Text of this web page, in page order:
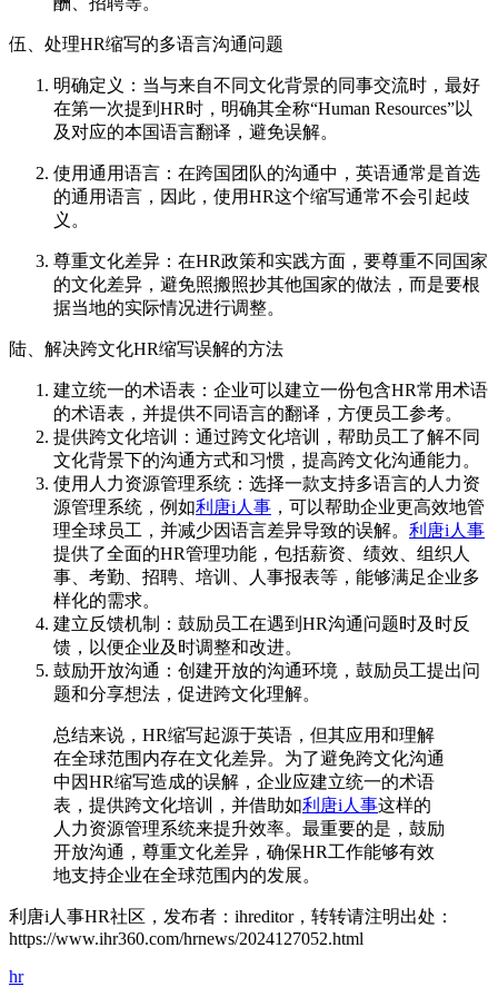
伍、处理HR缩写的多语言沟通问题
明确定义：当与来自不同文化背景的同事交流时，最好
在第一次提到HR时，明确其全称“Human Resources”以
及对应的本国语言翻译，避免误解。
使用通用语言：在跨国团队的沟通中，英语通常是首选
的通用语言，因此，使用HR这个缩写通常不会引起歧
义。
尊重文化差异：在HR政策和实践方面，要尊重不同国家
的文化差异，避免照搬照抄其他国家的做法，而是要根
据当地的实际情况进行调整。
陆、解决跨文化HR缩写误解的方法
建立统一的术语表：企业可以建立一份包含HR常用术语
的术语表，并提供不同语言的翻译，方便员工参考。
提供跨文化培训：通过跨文化培训，帮助员工了解不同
文化背景下的沟通方式和习惯，提高跨文化沟通能力。
使用人力资源管理系统：选择一款支持多语言的人力资
源管理系统，例如利唐i人事 ，可以帮助企业更高效地管
理全球员工，并减少因语言差异导致的误解。 利唐i人事
提供了全面的HR管理功能，包括薪资、绩效、组织人
事、考勤、招聘、培训、人事报表等，能够满足企业多
样化的需求。
建立反馈机制：鼓励员工在遇到HR沟通问题时及时反
馈，以便企业及时调整和改进。
鼓励开放沟通：创建开放的沟通环境，鼓励员工提出问
题和分享想法，促进跨文化理解。
总结来说，HR缩写起源于英语，但其应用和理解
在全球范围内存在文化差异。为了避免跨文化沟通
中因HR缩写造成的误解，企业应建立统一的术语
表，提供跨文化培训，并借助如利唐i人事这样的
人力资源管理系统来提升效率。最重要的是，鼓励
开放沟通，尊重文化差异，确保HR工作能够有效
地支持企业在全球范围内的发展。
利唐i人事HR社区，发布者：ihreditor，转转请注明出处：
https://www.ihr360.com/hrnews/2024127052.html
hr